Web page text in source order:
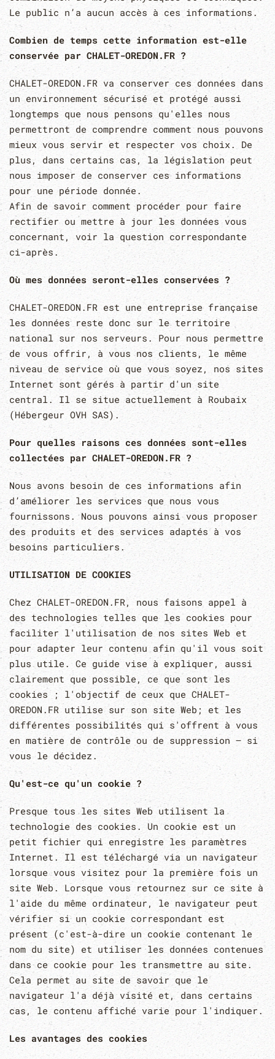
Le public n’a aucun accès à ces informations.
Combien de temps cette information est-elle
conservée par CHALET-OREDON.FR ?
CHALET-OREDON.FR va conserver ces données dans
un environnement sécurisé et protégé aussi
longtemps que nous pensons qu'elles nous
permettront de comprendre comment nous pouvons
mieux vous servir et respecter vos choix. De
plus, dans certains cas, la législation peut
nous imposer de conserver ces informations
pour une période donnée.
Afin de savoir comment procéder pour faire
rectifier ou mettre à jour les données vous
concernant, voir la question correspondante
ci-après.
Où mes données seront-elles conservées ?
CHALET-OREDON.FR est une entreprise française
les données reste donc sur le territoire
national sur nos serveurs. Pour nous permettre
de vous offrir, à vous nos clients, le même
niveau de service où que vous soyez, nos sites
Internet sont gérés à partir d'un site
central. Il se situe actuellement à Roubaix
(Hébergeur OVH SAS).
Pour quelles raisons ces données sont-elles
collectées par CHALET-OREDON.FR ?
Nous avons besoin de ces informations afin
d’améliorer les services que nous vous
fournissons. Nous pouvons ainsi vous proposer
des produits et des services adaptés à vos
besoins particuliers.
UTILISATION DE COOKIES
Chez CHALET-OREDON.FR, nous faisons appel à
des technologies telles que les cookies pour
faciliter l'utilisation de nos sites Web et
pour adapter leur contenu afin qu'il vous soit
plus utile. Ce guide vise à expliquer, aussi
clairement que possible, ce que sont les
cookies ; l'objectif de ceux que CHALET-
OREDON.FR utilise sur son site Web; et les
différentes possibilités qui s'offrent à vous
en matière de contrôle ou de suppression – si
vous le décidez.
Qu'est-ce qu'un cookie ?
Presque tous les sites Web utilisent la
technologie des cookies. Un cookie est un
petit fichier qui enregistre les paramètres
Internet. Il est téléchargé via un navigateur
lorsque vous visitez pour la première fois un
site Web. Lorsque vous retournez sur ce site à
l'aide du même ordinateur, le navigateur peut
vérifier si un cookie correspondant est
présent (c'est-à-dire un cookie contenant le
nom du site) et utiliser les données contenues
dans ce cookie pour les transmettre au site.
Cela permet au site de savoir que le
navigateur l'a déjà visité et, dans certains
cas, le contenu affiché varie pour l'indiquer.
Les avantages des cookies